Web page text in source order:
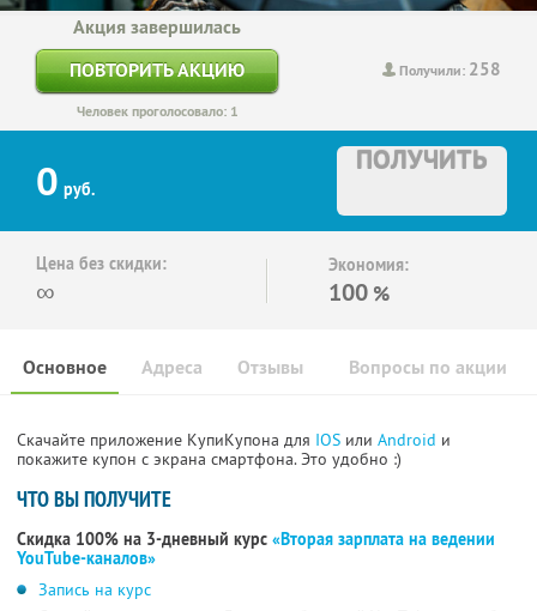
Получили: 258
Акция завершилась
ПОВТОРИТЬ АКЦИЮ
Человек проголосовало: 1
0 руб.
ПОЛУЧИТЬ
Цена без скидки:
∞
Экономия:
100 %
Основное Отзывы Вопросы по акции
Адреса
Скачайте приложение КупиКупона для IOS или Android и
покажите купон с экрана смартфона. Это удобно :)
ЧТО ВЫ ПОЛУЧИТЕ
Скидка 100% на 3-дневный курс «Вторая зарплата на ведении
YouTube-каналов»
Запись на курс